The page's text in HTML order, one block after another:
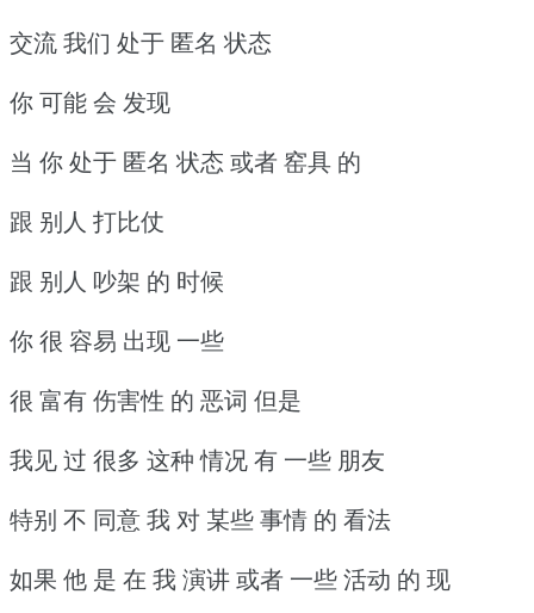
交流 我们 处于 匿名 状态
你 可能 会 发现
当 你 处于 匿名 状态 或者 窑具 的
跟 别人 打比仗
跟 别人 吵架 的 时候
你 很 容易 出现 一些
很 富有 伤害性 的 恶词 但是
我见 过 很多 这种 情况 有 一些 朋友
特别 不 同意 我 对 某些 事情 的 看法
如果 他 是 在 我 演讲 或者 一些 活动 的 现